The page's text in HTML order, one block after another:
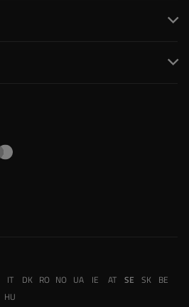
IT DK RO NO UA IE AT SE SK BE
HU